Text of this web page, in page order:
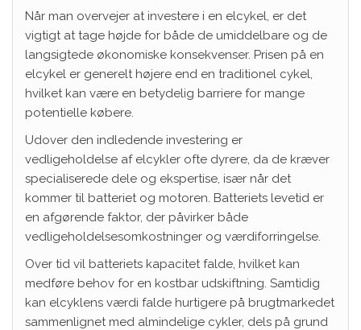
Når man overvejer at investere i en elcykel, er det
vigtigt at tage højde for både de umiddelbare og de
langsigtede økonomiske konsekvenser. Prisen på en
elcykel er generelt højere end en traditionel cykel,
hvilket kan være en betydelig barriere for mange
potentielle købere.
Udover den indledende investering er
vedligeholdelse af elcykler ofte dyrere, da de kræver
specialiserede dele og ekspertise, især når det
kommer til batteriet og motoren. Batteriets levetid er
en afgørende faktor, der påvirker både
vedligeholdelsesomkostninger og værdiforringelse.
Over tid vil batteriets kapacitet falde, hvilket kan
medføre behov for en kostbar udskiftning. Samtidig
kan elcyklens værdi falde hurtigere på brugtmarkedet
sammenlignet med almindelige cykler, dels på grund